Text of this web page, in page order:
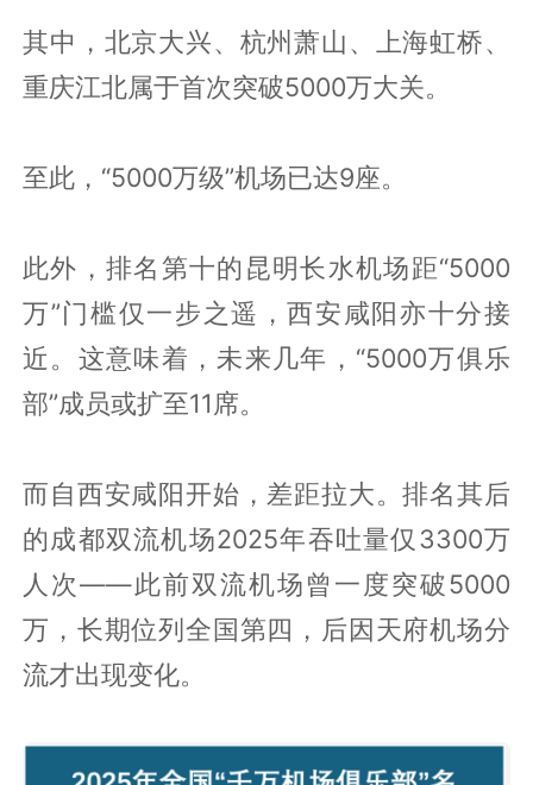
其中，北京大兴、杭州萧山、上海虹桥、
重庆江北属于首次突破5000万大关。
至此，“5000万级”机场已达9座。
此外，排名第十的昆明长水机场距“5000
万”门槛仅一步之遥，西安咸阳亦十分接
近。这意味着，未来几年，“5000万俱乐
部”成员或扩至11席。
而自西安咸阳开始，差距拉大。排名其后
的成都双流机场2025年吞吐量仅3300万
人次——此前双流机场曾一度突破5000
万，长期位列全国第四，后因天府机场分
流才出现变化。